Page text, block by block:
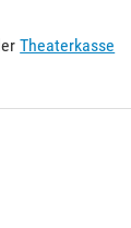
Theaterkasse